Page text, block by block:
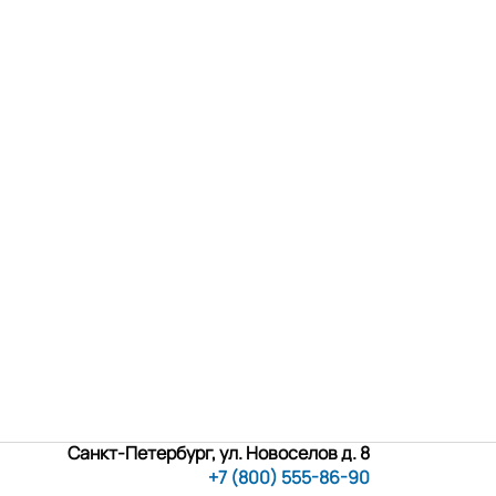
Санкт-Петербург, ул. Новоселов д. 8
+7 (800) 555-86-90